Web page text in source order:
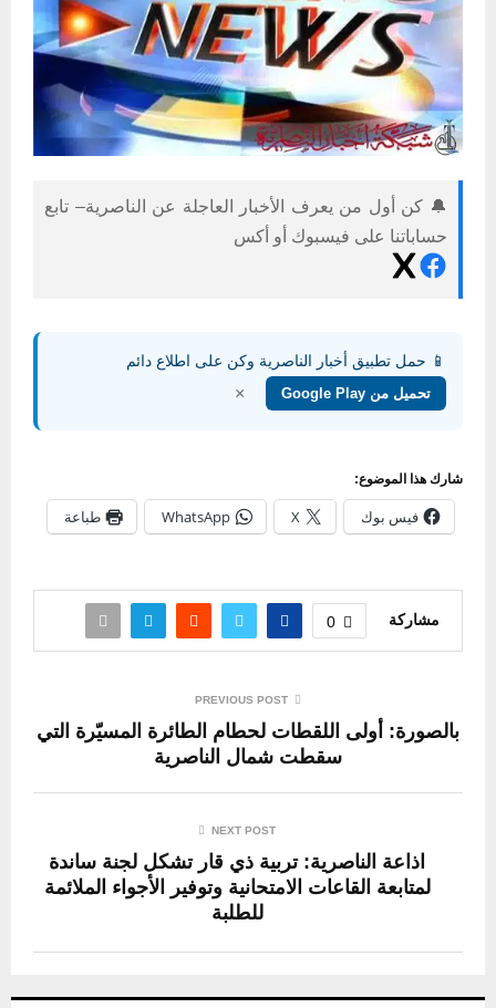
🔔 كن أول من يعرف الأخبار العاجلة عن الناصرية– تابع
حساباتنا على فيسبوك أو أكس
📱 حمل تطبيق أخبار الناصرية وكن على اطلاع دائم
تحميل من Google Play ×
شارك هذا الموضوع:
فيس بوك X
WhatsApp طباعة
مشاركة 0
PREVIOUS POST
بالصورة: أولى اللقطات لحطام الطائرة المسيّرة التي
سقطت شمال الناصرية
NEXT POST
اذاعة الناصرية: تربية ذي قار تشكل لجنة ساندة
لمتابعة القاعات الامتحانية وتوفير الأجواء الملائمة
للطلبة